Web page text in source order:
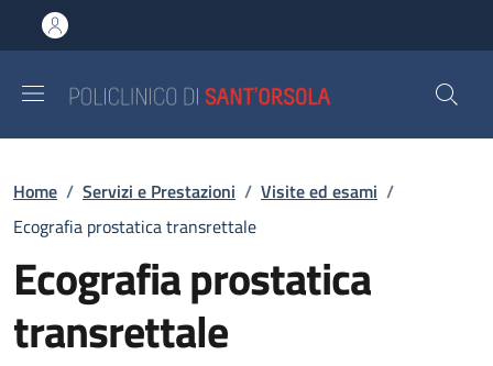
al contenuto principale
to footer content
Briciole di pane
Home / Servizi e Prestazioni / Visite ed esami /
Ecografia prostatica transrettale
Ecografia prostatica
transrettale